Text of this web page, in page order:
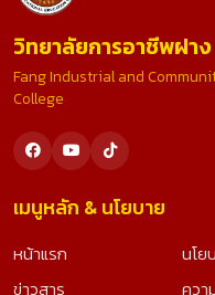
รับคัดเลือก เ
อาชีวศึกษา ข
สร้างเยาวชนที่ดีของ
วิทยาลัยการอาชีพฝาง
Fang Industrial and
College
เมนูหลัก & นโยบาย
หน้าแรก
ข่าวสาร
นโย
คว